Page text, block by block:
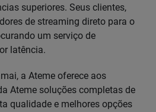
superiores. Seus clientes,
de streaming direto para o
um serviço de
latência.
a Ateme oferece aos
Ateme soluções completas de
qualidade e melhores opções